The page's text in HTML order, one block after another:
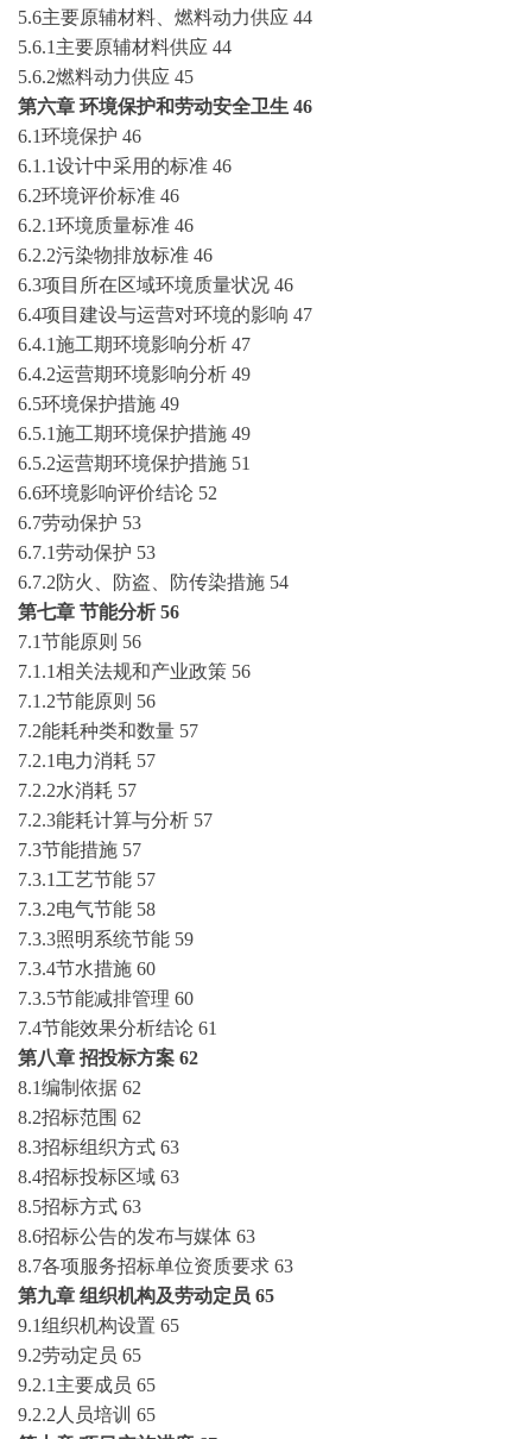
5.6主要原辅材料、燃料动力供应 44
5.6.1主要原辅材料供应 44
5.6.2燃料动力供应 45
第六章 环境保护和劳动安全卫生 46
6.1环境保护 46
6.1.1设计中采用的标准 46
6.2环境评价标准 46
6.2.1环境质量标准 46
6.2.2污染物排放标准 46
6.3项目所在区域环境质量状况 46
6.4项目建设与运营对环境的影响 47
6.4.1施工期环境影响分析 47
6.4.2运营期环境影响分析 49
6.5环境保护措施 49
6.5.1施工期环境保护措施 49
6.5.2运营期环境保护措施 51
6.6环境影响评价结论 52
6.7劳动保护 53
6.7.1劳动保护 53
6.7.2防火、防盗、防传染措施 54
第七章 节能分析 56
7.1节能原则 56
7.1.1相关法规和产业政策 56
7.1.2节能原则 56
7.2能耗种类和数量 57
7.2.1电力消耗 57
7.2.2水消耗 57
7.2.3能耗计算与分析 57
7.3节能措施 57
7.3.1工艺节能 57
7.3.2电气节能 58
7.3.3照明系统节能 59
7.3.4节水措施 60
7.3.5节能减排管理 60
7.4节能效果分析结论 61
第八章 招投标方案 62
8.1编制依据 62
8.2招标范围 62
8.3招标组织方式 63
8.4招标投标区域 63
8.5招标方式 63
8.6招标公告的发布与媒体 63
8.7各项服务招标单位资质要求 63
第九章 组织机构及劳动定员 65
9.1组织机构设置 65
9.2劳动定员 65
9.2.1主要成员 65
9.2.2人员培训 65